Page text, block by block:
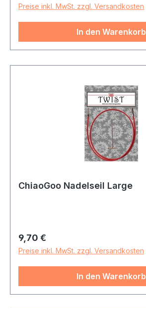
Preise inkl. MwSt. zzgl. Versandkosten
In den Warenkorb
ChiaoGoo Nadelseil Large
Regulärer Preis:
9,70 €
Preise inkl. MwSt. zzgl. Versandkosten
In den Warenkorb